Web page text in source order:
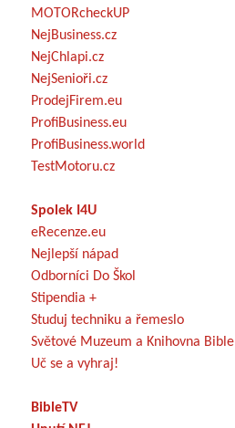
MOTORcheckUP
NejBusiness.cz
NejChlapi.cz
NejSenioři.cz
ProdejFirem.eu
ProfiBusiness.eu
ProfiBusiness.world
TestMotoru.cz
Spolek I4U
eRecenze.eu
Nejlepší nápad
Odborníci Do Škol
Stipendia +
Studuj techniku a řemeslo
Světové Muzeum a Knihovna Bible
Uč se a vyhraj!
BibleTV